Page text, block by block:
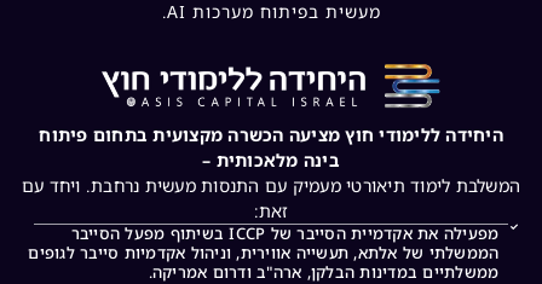
מעשית בפיתוח מערכות AI.
היחידה ללימודי חוץ מציעה הכשרה מקצועית בתחום פיתוח
בינה מלאכותית –
המשלבת לימוד תיאורטי מעמיק עם התנסות מעשית נרחבת. ויחד עם
זאת:
מפעילה את אקדמיית הסייבר של ICCP בשיתוף מפעל הסייבר
הממשלתי של אלתא, תעשייה אווירית, וניהול אקדמיות סייבר לגופים
ממשלתיים במדינות הבלקן, ארה"ב ודרום אמריקה.